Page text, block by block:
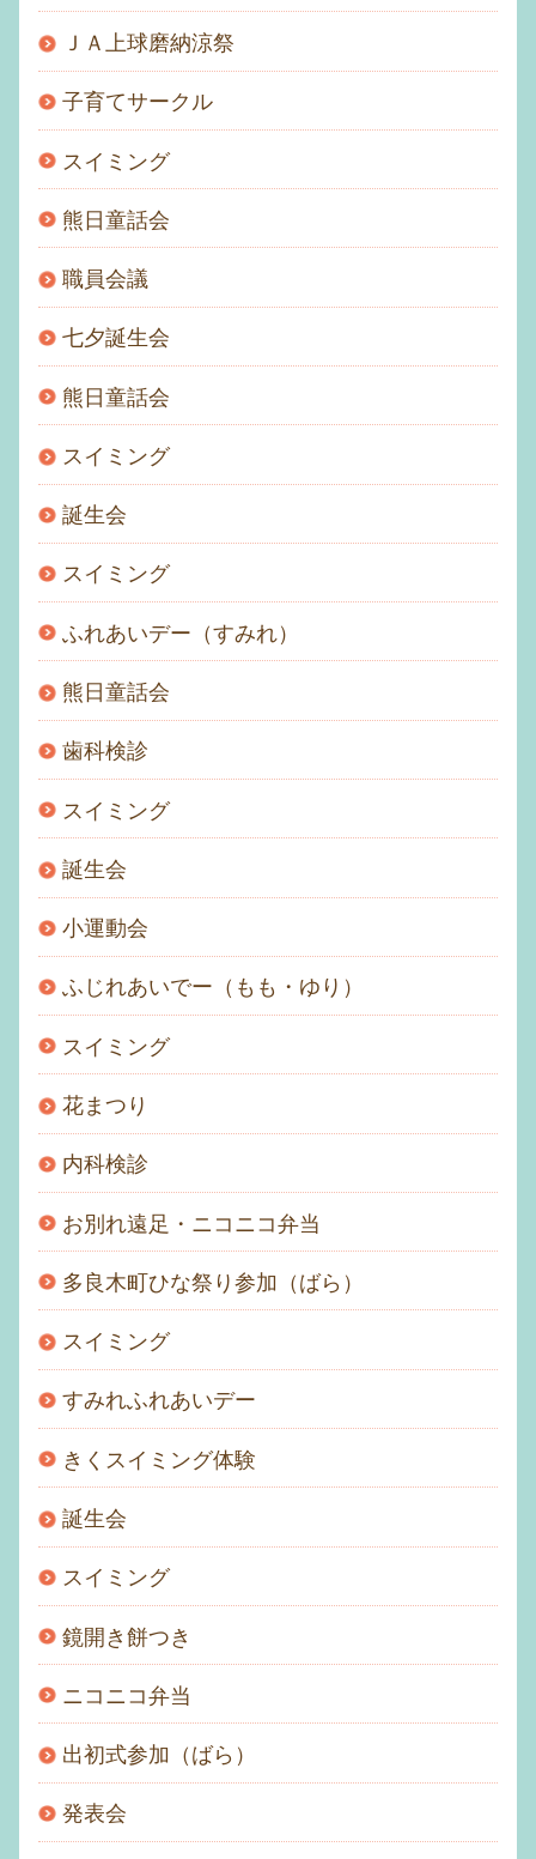
ＪＡ上球磨納涼祭
子育てサークル
スイミング
熊日童話会
職員会議
七夕誕生会
熊日童話会
スイミング
誕生会
スイミング
ふれあいデー（すみれ）
熊日童話会
歯科検診
スイミング
誕生会
小運動会
ふじれあいでー（もも・ゆり）
スイミング
花まつり
内科検診
お別れ遠足・ニコニコ弁当
多良木町ひな祭り参加（ばら）
スイミング
すみれふれあいデー
きくスイミング体験
誕生会
スイミング
鏡開き餅つき
ニコニコ弁当
出初式参加（ばら）
発表会